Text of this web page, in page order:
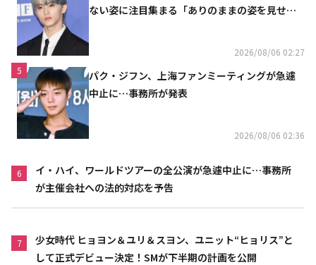
ない姿に注目集まる「ありのままの姿を見せた
2026/08/06 02:27
5
パク・ジフン、上海ファンミーティングが急遽
中止に…事務所が発表
2026/08/06 02:36
6
イ・ハイ、ワールドツアーの全公演が急遽中止に…事務所
が主催会社への法的対応を予告
7
少女時代 ヒョヨン＆ユリ＆スヨン、ユニット“ヒョリス”と
して正式デビュー決定！SMが下半期の計画を公開